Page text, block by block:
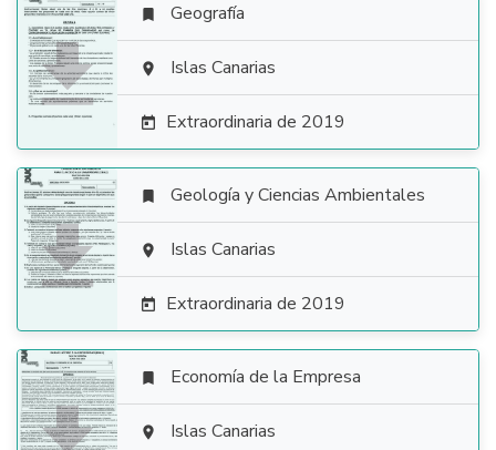

 Geografía
 Islas Canarias
 Extraordinaria de 2019

 Geología y Ciencias Ambientales
 Islas Canarias
 Extraordinaria de 2019
 Economía de la Empresa
 Islas Canarias